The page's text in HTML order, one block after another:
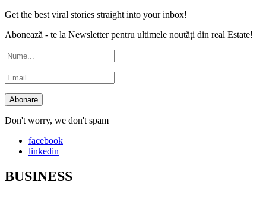
Get the best viral stories straight into your inbox!
Abonează - te la Newsletter pentru ultimele noutăți din real Estate!
Don't worry, we don't spam
facebook
linkedin
BUSINESS